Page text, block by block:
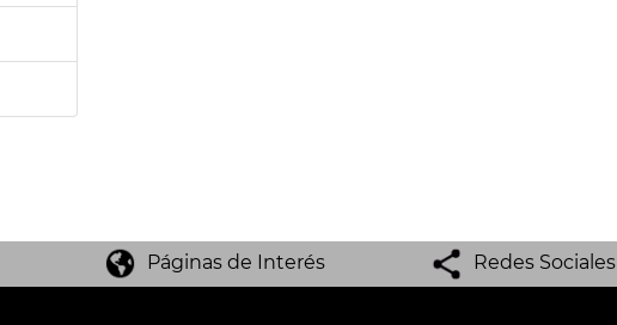
Páginas de Interés Redes Sociales